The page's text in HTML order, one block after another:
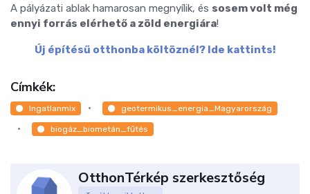
A pályázati ablak hamarosan megnyílik, és sosem volt még
ennyi forrás elérhető a zöld energiára!
Új építésű otthonba költöznél? Ide kattints!
Címkék:
Ingatlanmix geotermikus_energia_Magyarország
biogáz_biometán_fűtés
OtthonTérkép szerkesztőség